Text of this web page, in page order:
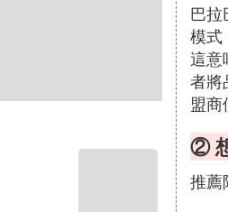
巴拉
模式
這意
者將
盟
②
推薦